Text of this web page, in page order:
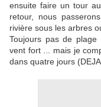
ensuite faire un tour
retour, nous
rivière sous les arbres
Toujours pas de
vent fort ... mais je
dans quatre jours (DEJA